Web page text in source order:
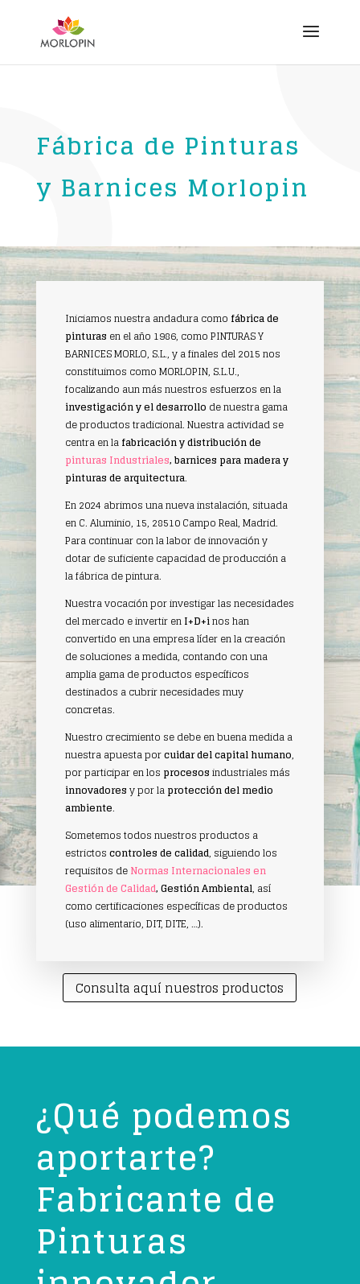
Fábrica de Pinturas
y Barnices Morlopin
Iniciamos nuestra andadura como fábrica de
pinturas en el año 1986, como PINTURAS Y
BARNICES MORLO, S.L., y a finales del 2015 nos
constituimos como MORLOPIN, S.L.U.,
focalizando aun más nuestros esfuerzos en la
investigación y el desarrollo de nuestra gama
de productos tradicional. Nuestra actividad se
centra en lafabricación y distribución de
pinturas Industriales, barnices para madera y
pinturas de arquitectura.
En 2024 abrimos una nueva instalación, situada
en C. Aluminio, 15, 28510 Campo Real, Madrid.
Para continuar con la labor de innovación y
dotar de suficiente capacidad de producción a
la fábrica de pintura.
Nuestra vocación por investigar las necesidades
del mercado e invertir enI+D+inos han
convertido en una empresa líder en la creación
de soluciones a medida, contando con una
amplia gama de productos específicos
destinados a cubrir necesidades muy
concretas.
Nuestro crecimiento se debe en buena medida a
nuestra apuesta porcuidar del capital humano,
por participar en los procesosindustriales más
innovadoresy por laprotección del medio
ambiente.
Sometemos todos nuestros productos a
estrictoscontroles de calidad, siguiendo los
requisitos deNormas Internacionales en
Gestión de Calidad, Gestión Ambiental, así
como certificaciones específicas de productos
(uso alimentario, DIT, DITE, …).
Consulta aquí nuestros productos
¿Qué podemos
aportarte?
Fabricante de
Pinturas